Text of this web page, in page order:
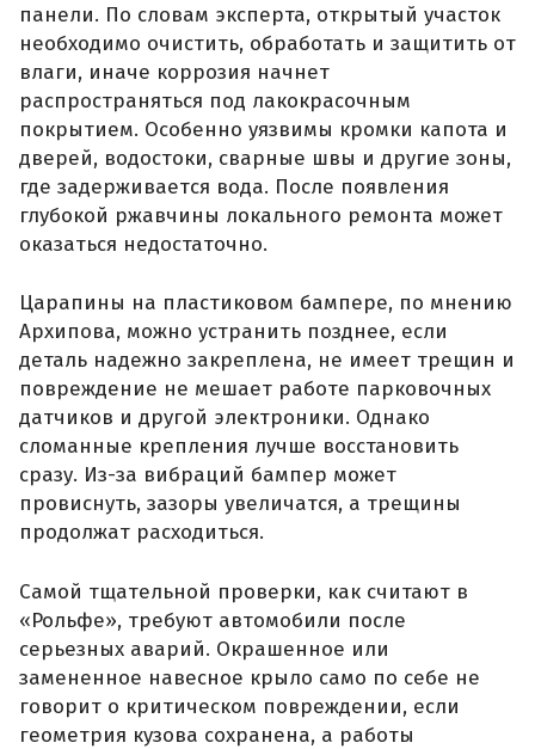
панели. По словам эксперта, открытый участок
необходимо очистить, обработать и защитить от
влаги, иначе коррозия начнет
распространяться под лакокрасочным
покрытием. Особенно уязвимы кромки капота и
дверей, водостоки, сварные швы и другие зоны,
где задерживается вода. После появления
глубокой ржавчины локального ремонта может
оказаться недостаточно.
Царапины на пластиковом бампере, по мнению
Архипова, можно устранить позднее, если
деталь надежно закреплена, не имеет трещин и
повреждение не мешает работе парковочных
датчиков и другой электроники. Однако
сломанные крепления лучше восстановить
сразу. Из-за вибраций бампер может
провиснуть, зазоры увеличатся, а трещины
продолжат расходиться.
Самой тщательной проверки, как считают в
«Рольфе», требуют автомобили после
серьезных аварий. Окрашенное или
замененное навесное крыло само по себе не
говорит о критическом повреждении, если
геометрия кузова сохранена, а работы